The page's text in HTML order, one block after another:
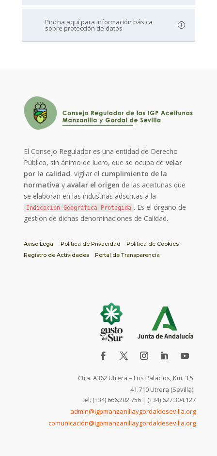
Pincha aquí para información básica
sobre protección de datos
El Consejo Regulador es una entidad de Derecho
Público, sin ánimo de lucro, que se ocupa develar
por la calidad, vigilar el cumplimiento de la
normativa y avalar el origen de las aceitunas que
se elaboran en las industrias adscritas a la
Indicación Geográfica Protegida . Es el órgano de
gestión de dichas denominaciones de Calidad.
Aviso Legal Política de Privacidad
Política de Cookies
Registro de Actividades
Portal de Transparencia
Ctra. A362 Utrera – Los Palacios, Km. 3,5
41.710 Utrera (Sevilla)
tel: (+34) 666.202.756 | (+34) 627.304.127
admin@igpmanzanillaygordaldesevilla.org
comunicación@igpmanzanillaygordaldesevilla.org